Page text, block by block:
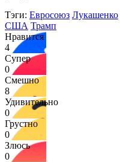
Тэги: Евросоюз Лукашенко
США Трамп
Нравится
4
Супер
0
Смешно
8
Удивительно
0
Грустно
0
Злюсь
0